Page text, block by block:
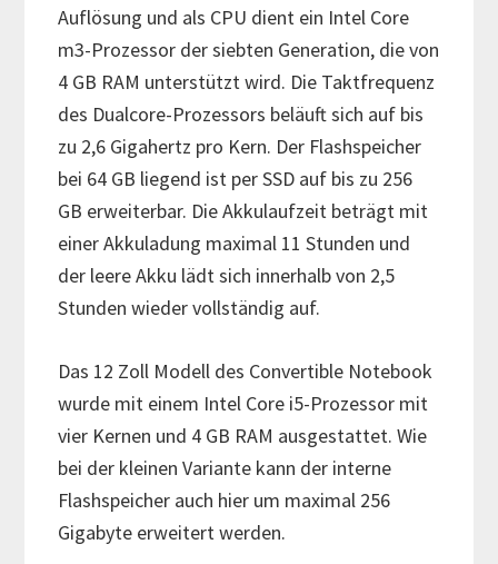
Auflösung und als CPU dient ein Intel Core
m3-Prozessor der siebten Generation, die von
4 GB RAM unterstützt wird. Die Taktfrequenz
des Dualcore-Prozessors beläuft sich auf bis
zu 2,6 Gigahertz pro Kern. Der Flashspeicher
bei 64 GB liegend ist per SSD auf bis zu 256
GB erweiterbar. Die Akkulaufzeit beträgt mit
einer Akkuladung maximal 11 Stunden und
der leere Akku lädt sich innerhalb von 2,5
Stunden wieder vollständig auf.
Das 12 Zoll Modell des Convertible Notebook
wurde mit einem Intel Core i5-Prozessor mit
vier Kernen und 4 GB RAM ausgestattet. Wie
bei der kleinen Variante kann der interne
Flashspeicher auch hier um maximal 256
Gigabyte erweitert werden.